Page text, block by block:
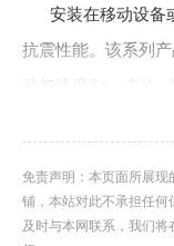
安装在移动设备
抗震性能。该系列
动加速度2g，在X
装防震簧片；所有
还可提供加强抗震
免责声明：本页面所展
铺，本站对此不承担任
及时与本网联系，我们